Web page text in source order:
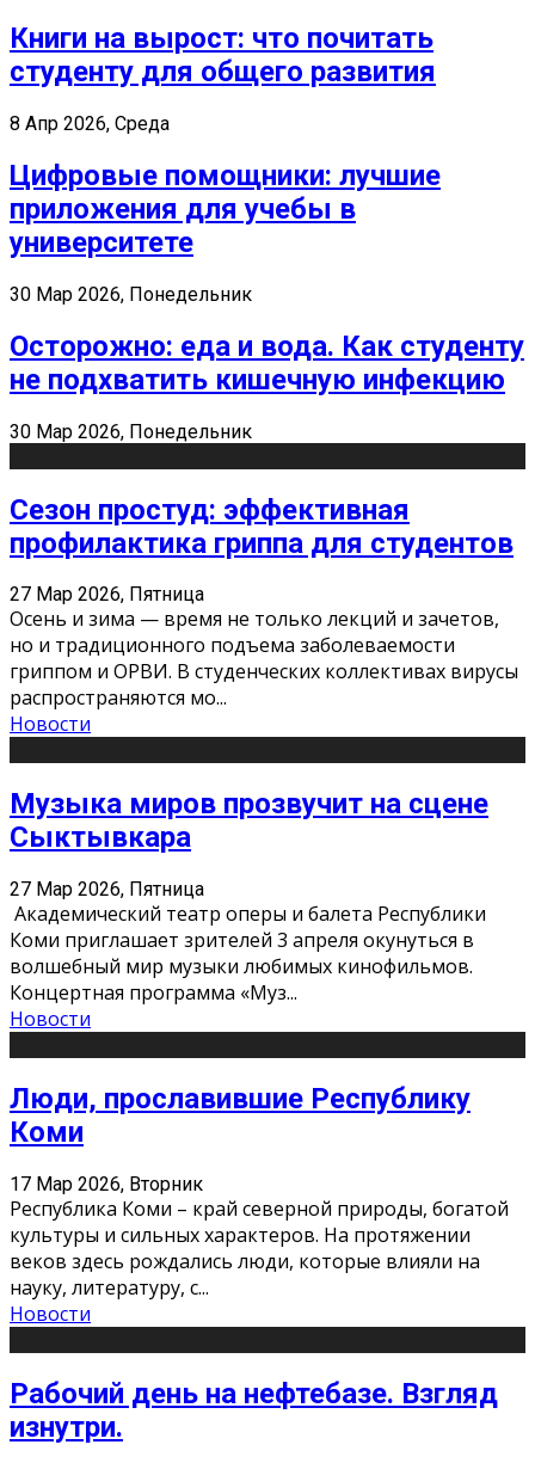
Книги на вырост: что почитать
студенту для общего развития
8 Апр 2026, Среда
Цифровые помощники: лучшие
приложения для учебы в
университете
30 Мар 2026, Понедельник
Осторожно: еда и вода. Как студенту
не подхватить кишечную инфекцию
30 Мар 2026, Понедельник
Сезон простуд: эффективная
профилактика гриппа для студентов
27 Мар 2026, Пятница
Осень и зима — время не только лекций и зачетов,
но и традиционного подъема заболеваемости
гриппом и ОРВИ. В студенческих коллективах вирусы
распространяются мо...
Новости
Музыка миров прозвучит на сцене
Сыктывкара
27 Мар 2026, Пятница
Академический театр оперы и балета Республики
Коми приглашает зрителей 3 апреля окунуться в
волшебный мир музыки любимых кинофильмов.
Концертная программа «Муз...
Новости
Люди, прославившие Республику
Коми
17 Мар 2026, Вторник
Республика Коми – край северной природы, богатой
культуры и сильных характеров. На протяжении
веков здесь рождались люди, которые влияли на
науку, литературу, с...
Новости
Рабочий день на нефтебазе. Взгляд
изнутри.